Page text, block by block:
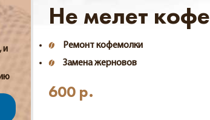
и
Не мелет кофе
Ремонт кофемолки
Замена жерновов
600 р.